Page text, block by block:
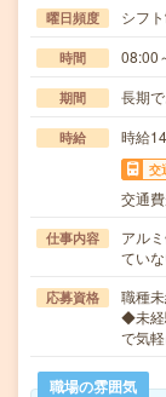
曜日頻度 シフ
時間 08:00
期間 長期
時給 時給
交
交通
仕事内容
アル
てい
応募資格
職種
◆未経
で気
職場の雰囲気